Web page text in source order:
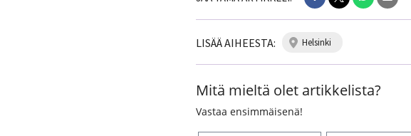
LISÄÄ AIHEESTA: helsinki
Mitä mieltä olet artikkelista?
Vastaa ensimmäisenä!